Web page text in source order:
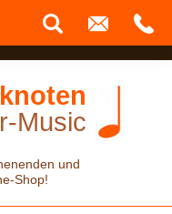
Music
und
Shop!